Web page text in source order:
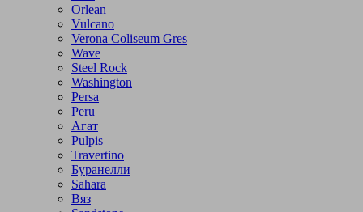
Orlean
Vulcano
Verona Coliseum Gres
Wave
Steel Rock
Washington
Persa
Peru
Агат
Pulpis
Travertino
Буранелли
Sahara
Вяз